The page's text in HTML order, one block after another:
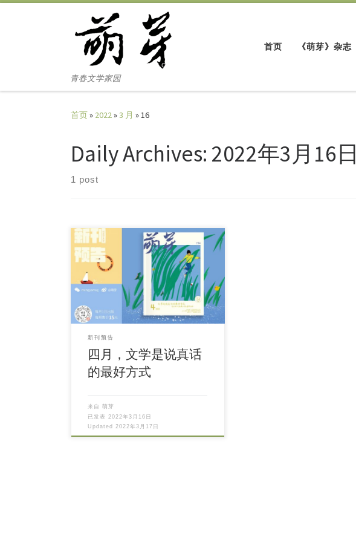
青春文学家园
首页 《萌芽》杂志
首页» 2022»3 月 »16
Daily Archives: 2022年3月16日
1 post
新刊预告
四月，文学是说真话
的最好方式
来自萌芽
已发表2022年3月16日
Updated2022年3月17日